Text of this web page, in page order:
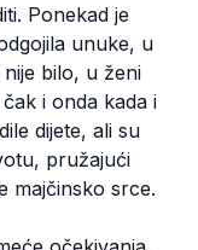
Ponekad je
unuke, u
bilo, u ženi
i onda kada i
dijete, ali su
pružajući
majčinsko srce.